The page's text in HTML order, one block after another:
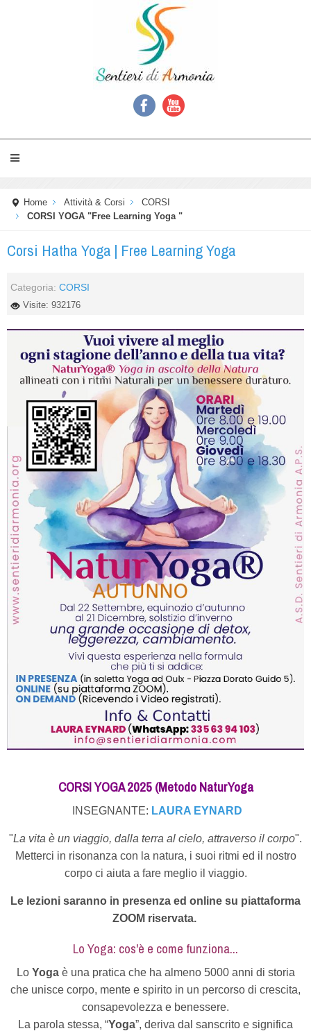
Home Attività & Corsi
CORSI
CORSI YOGA "Free Learning Yoga "
Corsi Hatha Yoga | Free Learning Yoga
Categoria: CORSI
Visite: 932176
CORSI YOGA 2025 (Metodo NaturYoga
INSEGNANTE: LAURA EYNARD
"La vita è un viaggio, dalla terra al cielo, attraverso il corpo".
Metterci in risonanza con la natura, i suoi ritmi ed il nostro
corpo ci aiuta a fare meglio il viaggio.
Le lezioni saranno in presenza ed online su piattaforma
ZOOM riservata.
Lo Yoga: cos'è e come funziona...
Lo Yoga è una pratica che ha almeno 5000 anni di storia
che unisce corpo, mente e spirito in un percorso di crescita,
consapevolezza e benessere.
La parola stessa, “Yoga”, deriva dal sanscrito e significa